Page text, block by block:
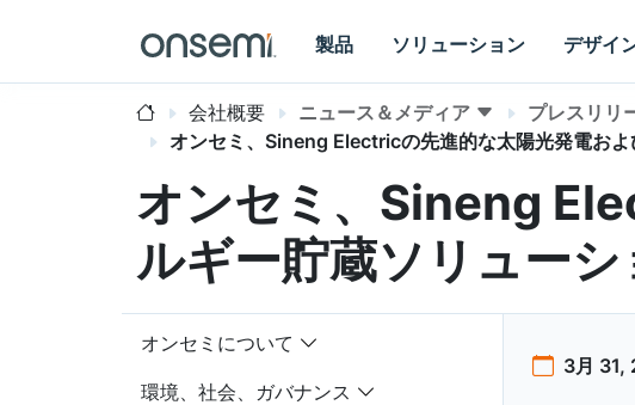
製品 ソリューション デザイ
会社概要 ニュース＆メディア
プレスリリ
オンセミ、Sineng Electricの先進的な太陽光発電お
オンセミ、Sineng
ルギー貯蔵ソリュー
オンセミについて
環境、社会、ガバナンス
3月 31,